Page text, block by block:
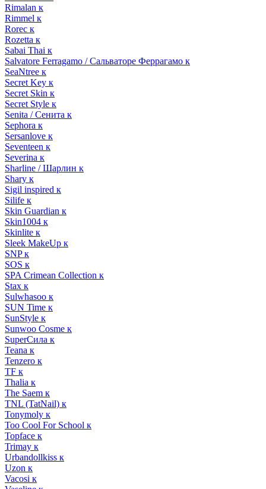
Rimalan к
Rimmel к
Rorec к
Rozetta к
Sabai Thai к
Salvatore Ferragamo / Сальваторе Феррагамо к
SeaNtree к
Secret Key к
Secret Skin к
Secret Style к
Senita / Сенита к
Sephora к
Sersanlove к
Seventeen к
Severina к
Sharline / Шарлин к
Shary к
Sigil inspired к
Silife к
Skin Guardian к
Skin1004 к
Skinlite к
Sleek MakeUp к
SNP к
SOS к
SPA Crimean Collection к
Stax к
Sulwhasoo к
SUN Time к
SunStyle к
Sunwoo Cosme к
SuperСила к
Teana к
Tenzero к
TF к
Thalia к
The Saem к
TNL (TatNail) к
Tonymoly к
Too Cool For School к
Topface к
Trimay к
Urbandollkiss к
Uzon к
Vacosi к